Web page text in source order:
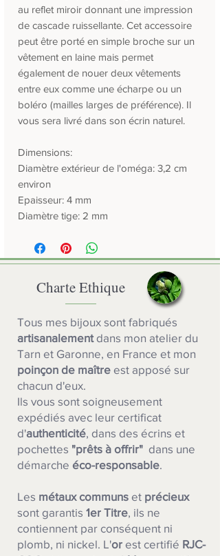
au reflet miroir donnant une impression
de cascade ruissellante. Cet accessoire
peut être porté en simple broche sur un
vêtement en laine mais permet
également de nouer deux vêtements
entre eux comme une écharpe ou un
boléro (mailles larges de préférence). Il
vous sera livré dans son écrin naturel.
Dimensions:
Diamètre extérieur de l'oméga: 3,2 cm
environ
Epaisseur: 4 mm
Diamètre tige: 2 mm
Charte Ethique
Tous mes bijoux sont fabriqués
artisanalement dans mon atelier du
Tarn et Garonne, en France et mon
poinçon de maître est apposé sur
chacun d'eux.
Ils vous sont soigneusement
expédiés avec leur certificat
d'authenticité , dans des écrins et
pochettes "prêts à offrir" dans une
démarche éco-responsable
Les métaux communs et précieux
sont garantis 1er Titre , ils ne
contiennent par conséquent ni
plomb, ni nickel. L'or est certifié RJC-